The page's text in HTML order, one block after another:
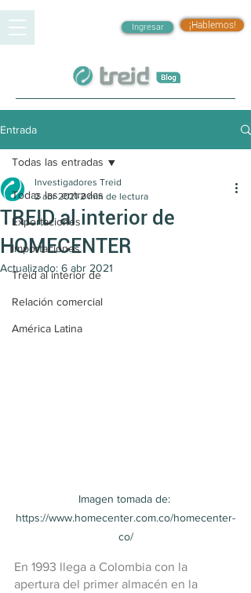
¡Hablemos!
Ingresar
Entrada
Todas las entradas
Exportaciones
Importaciones
Treid al interior de
Relación comercial
América Latina
Todas las entradas
TREID al interior de
HOMECENTER
Investigadores Treid
2 abr 2021 2 min de lectura
Actualizado: 6 abr 2021
Imagen tomada de:
https://www.homecenter.com.co/homecenter-
co/
En 1993 llega a Colombia con la
apertura del primer almacén en la